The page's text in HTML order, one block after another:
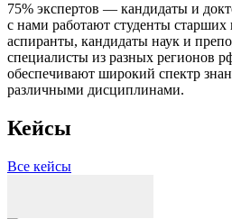
75% экспертов — кандидаты и
с нами работают студенты старших
аспиранты, кандидаты наук и
специалисты из разных регионов
обеспечивают широкий спектр
различными дисциплинами.
Кейсы
Все кейсы